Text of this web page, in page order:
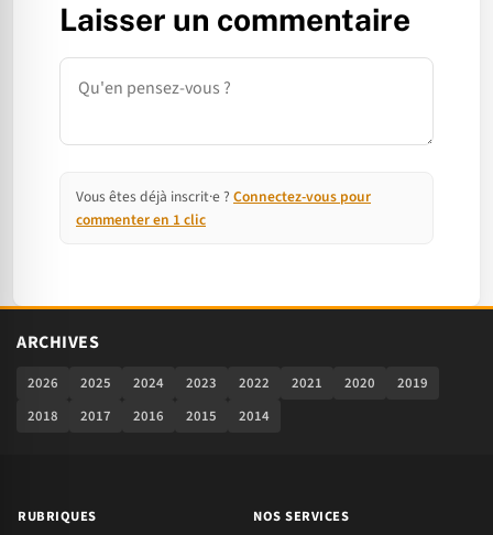
Laisser un commentaire
Commentaire
Vous êtes déjà inscrit·e ? Connectez-vous pour
commenter en 1 clic
ARCHIVES
2026 2025 2024 2023 2022 2021 2020
2019
2018
2017 2016 2015 2014
RUBRIQUES
NOS SERVICES